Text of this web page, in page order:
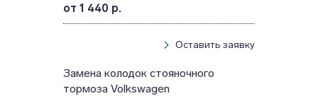
от 1 440 р.
Оставить заявку
Замена колодок стояночного
тормоза Volkswagen